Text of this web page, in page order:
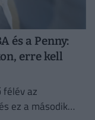
és a Penny:
erre kell
félév az
ez a második